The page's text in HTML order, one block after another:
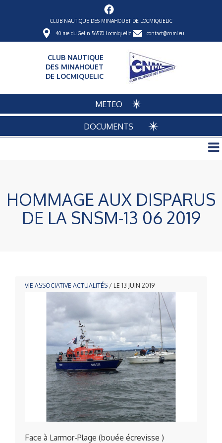
CLUB NAUTIQUE DES MINAHOUET DE LOCMIQUELIC
40 rue du Gelin 56570 Locmiquelic contact@cnml.eu
CLUB NAUTIQUE
DES MINAHOUET
DE LOCMIQUELIC
METEO
DOCUMENTS
HOMMAGE AUX DISPARUS
DE LA SNSM-13 06 2019
VIE ASSOCIATIVE ACTUALITÉS / LE 13 JUIN 2019
Face à Larmor-Plage (bouée écrevisse )